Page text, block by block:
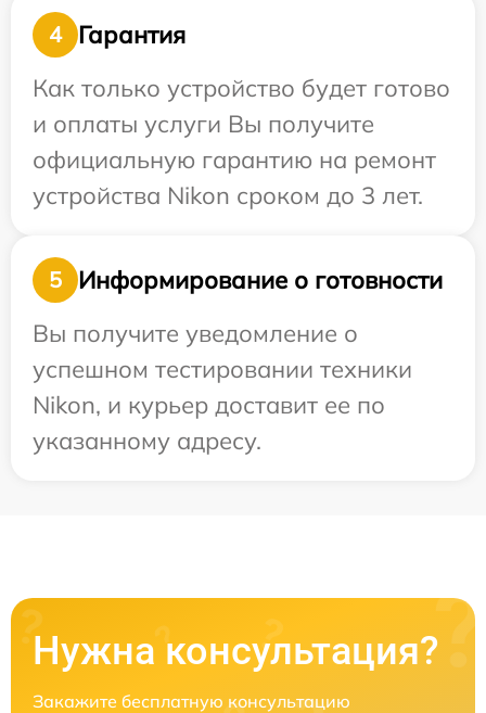
4
Гарантия
Как только устройство будет готово
и оплаты услуги Вы получите
официальную гарантию на ремонт
устройства Nikon сроком до 3 лет.
5
Информирование о готовности
Вы получите уведомление о
успешном тестировании техники
Nikon, и курьер доставит ее по
указанному адресу.
Нужна консультация?
Закажите бесплатную консультацию